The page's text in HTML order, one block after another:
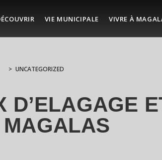
VIE MUNICIPALE VIVRE À
> UNCATEGORIZED
D’ELAGAGE